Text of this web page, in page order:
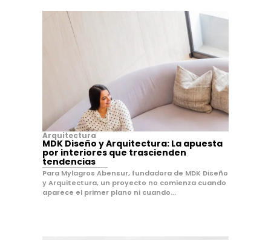
Arquitectura
MDK Diseño y Arquitectura: La apuesta
por interiores que trascienden
tendencias
Para Mylagros Abensur, fundadora de MDK Diseño
y Arquitectura, un proyecto no comienza cuando
aparece el primer plano ni cuando...